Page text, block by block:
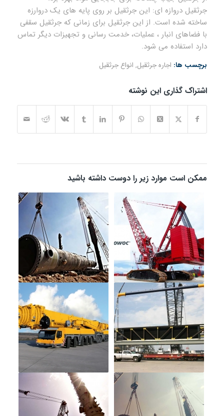
جرثقیل دروازه ای: این جرثقیل بر روی پایه های یک دروارزه
ساخته شده است. از این جرثقیل برای زمانی که جرثقیل سقفی
با فضاهای انبار ، عملیات، خدمت رسانی و تجهیزات دیگر تماس
دارد استفاده می شود.
برچسب ها: اجاره جرثقیل, انواع جرثقیل
اشتراک گذاری این نوشته
ممکن است موارد زیر را دوست داشته باشید